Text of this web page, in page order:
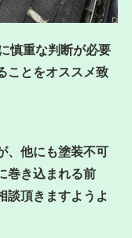
慎重な判断が必要
ことをオススメ致
、他にも塗装不可
巻き込まれる前
談頂きますようよ